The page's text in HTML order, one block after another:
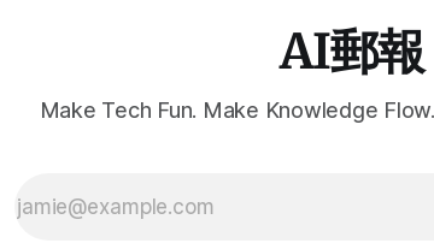
AI郵報
Make Tech Fun. Make Knowledge